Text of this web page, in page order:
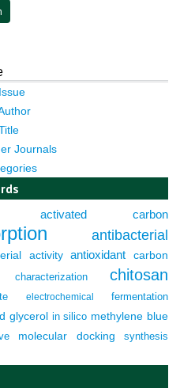
Journals
activated carbon
antibacterial
activity antioxidant carbon
characterization chitosan
electrochemical
fermentation
glycerol in silico methylene blue
molecular docking
synthesis